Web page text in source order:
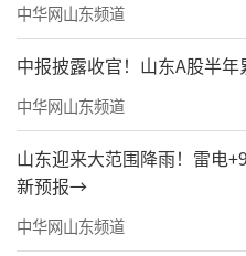
中华网山东频道
中报披露收官！山东A股半
中华网山东频道
山东迎来大范围降雨！雷电
新预报→
中华网山东频道